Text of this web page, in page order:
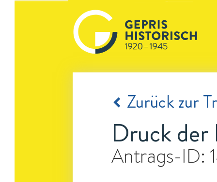
Zurück zur
Druck
Antrags-ID: